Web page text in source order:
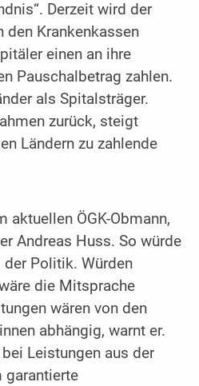
Derzeit wird der
den Krankenkassen
einen an ihre
Pauschalbetrag zahlen.
als Spitalsträger.
zurück, steigt
Ländern zu zahlende
aktuellen ÖGK-Obmann,
Andreas Huss. So würde
der Politik. Würden
die Mitsprache
wären von den
abhängig, warnt er.
Leistungen aus der
garantierte